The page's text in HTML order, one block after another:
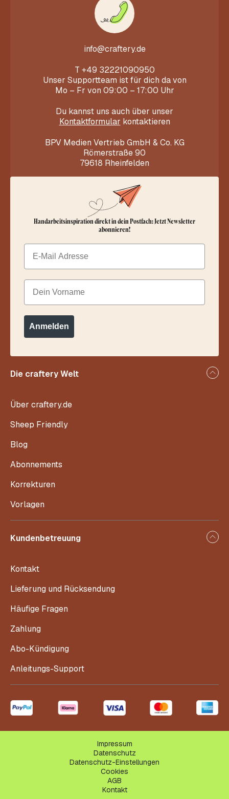
info@craftery.de
T +49 32221090950
Unser Supportteam ist für dich da von
Mo – Fr von 09:00 – 17:00 Uhr
Du kannst uns auch über unser
Kontaktformular kontaktieren
BPV Medien Vertrieb GmbH & Co. KG
Römerstraße 90
79618 Rheinfelden
Die craftery Welt
Über craftery.de
Sheep Friendly
Blog
Abonnements
Korrekturen
Vorlagen
Kundenbetreuung
Kontakt
Lieferung und Rücksendung
Häufige Fragen
Zahlung
Abo-Kündigung
Anleitungs-Support
Handarbeitsinspiration direkt in dein Postfach: Jetzt Newsletter
abonnieren!
Email
Dein Vorname
Anmelden
Impressum
Datenschutz
Datenschutz-Einstellungen
Cookies
AGB
Kontakt